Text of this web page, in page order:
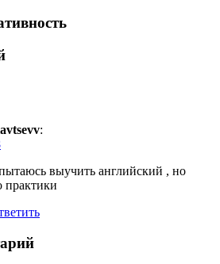
:
выучить английский , но
практики